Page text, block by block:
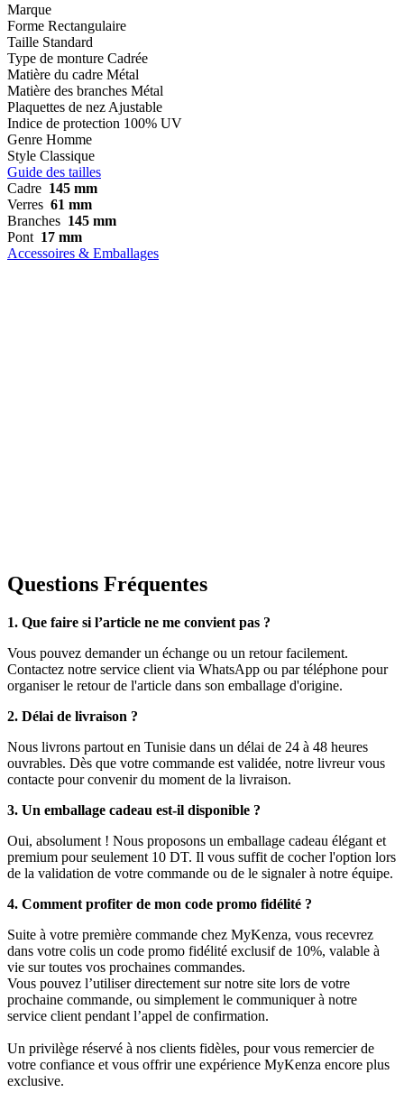
Marque
Forme Rectangulaire
Taille Standard
Type de monture Cadrée
Matière du cadre Métal
Matière des branches Métal
Plaquettes de nez Ajustable
Indice de protection 100% UV
Genre Homme
Style Classique
Guide des tailles
Cadre 145 mm
Verres 61 mm
Branches 145 mm
Pont 17 mm
Accessoires & Emballages
Questions Fréquentes
1. Que faire si l’article ne me convient pas ?
Vous pouvez demander un échange ou un retour facilement.
Contactez notre service client via WhatsApp ou par téléphone pour
organiser le retour de l'article dans son emballage d'origine.
2. Délai de livraison ?
Nous livrons partout en Tunisie dans un délai de 24 à 48 heures
ouvrables. Dès que votre commande est validée, notre livreur vous
contacte pour convenir du moment de la livraison.
3. Un emballage cadeau est-il disponible ?
Oui, absolument ! Nous proposons un emballage cadeau élégant et
premium pour seulement 10 DT. Il vous suffit de cocher l'option lors
de la validation de votre commande ou de le signaler à notre équipe.
4. Comment profiter de mon code promo fidélité ?
Suite à votre première commande chez MyKenza, vous recevrez
dans votre colis un code promo fidélité exclusif de 10%, valable à
vie sur toutes vos prochaines commandes.
Vous pouvez l’utiliser directement sur notre site lors de votre
prochaine commande, ou simplement le communiquer à notre
service client pendant l’appel de confirmation.
Un privilège réservé à nos clients fidèles, pour vous remercier de
votre confiance et vous offrir une expérience MyKenza encore plus
exclusive.